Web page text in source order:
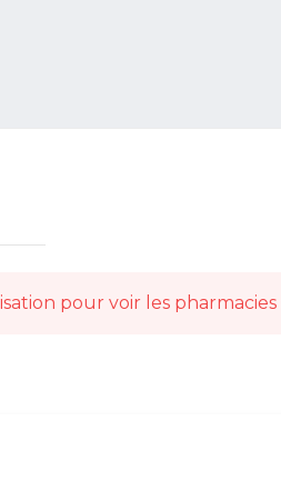
pour voir les